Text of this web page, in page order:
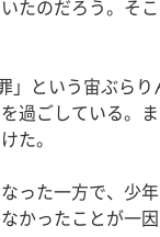
たのだろう。そ
という宙ぶら
過ごしている。
た。
った一方で、少
かったことが一因